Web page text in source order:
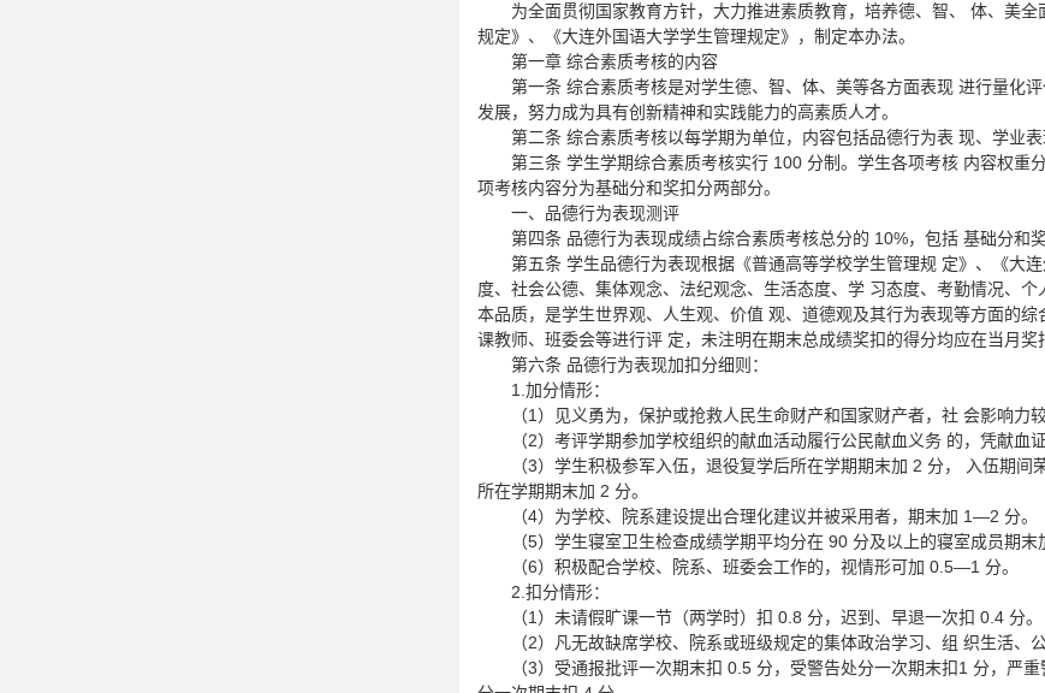
为全面贯彻国家教育方针，大力推进素质教育，培养德、智、 体、美
规定》、《大连外国语大学学生管理规定》，制定本办法。
第一章 综合素质考核的内容
第一条 综合素质考核是对学生德、智、体、美等各方面表现 进行量化
发展，努力成为具有创新精神和实践能力的高素质人才。
第二条 综合素质考核以每学期为单位，内容包括品德行为表 现、学业
第三条 学生学期综合素质考核实行 100 分制。学生各项考核 内容权
项考核内容分为基础分和奖扣分两部分。
一、品德行为表现测评
第四条 品德行为表现成绩占综合素质考核总分的 10%，包括 基础分和
第五条 学生品德行为表现根据《普通高等学校学生管理规 定》、《大
度、社会公德、集体观念、法纪观念、生活态度、学 习态度、考勤情况、
本品质，是学生世界观、人生观、价值 观、道德观及其行为表现等方面的
课教师、班委会等进行评 定，未注明在期末总成绩奖扣的得分均应在当月奖
第六条 品德行为表现加扣分细则：
1.加分情形：
（1）见义勇为，保护或抢救人民生命财产和国家财产者，社 会影响力
（2）考评学期参加学校组织的献血活动履行公民献血义务 的，凭献血
（3）学生积极参军入伍，退役复学后所在学期期末加 2 分， 入伍期
所在学期期末加 2 分。
（4）为学校、院系建设提出合理化建议并被采用者，期末加 1—2 分。
（5）学生寝室卫生检查成绩学期平均分在 90 分及以上的寝室成员期末
（6）积极配合学校、院系、班委会工作的，视情形可加 0.5—1 分。
2.扣分情形：
（1）未请假旷课一节（两学时）扣 0.8 分，迟到、早退一次扣 0.4 分。
（2）凡无故缺席学校、院系或班级规定的集体政治学习、组 织生活、
（3）受通报批评一次期末扣 0.5 分，受警告处分一次期末扣1 分，严